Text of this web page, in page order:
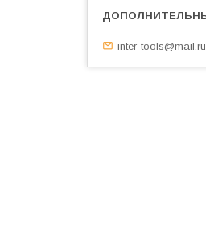
inter-tools@mail.ru